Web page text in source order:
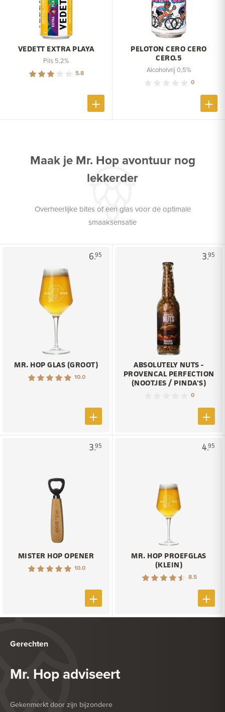
VEDETT EXTRA PLAYA
Pils 5,2%
5.8
PELOTON CERO CERO
CERO.5
Alcoholvrij 0,5%
0
Maak je Mr. Hop avontuur nog
lekkerder
Overheerlijke bites of een glas voor de optimale
smaaksensatie
6.95
MR. HOP GLAS (GROOT)
10.0
3.95
ABSOLUTELY NUTS -
PROVENCAL PERFECTION
(NOOTJES / PINDA'S)
0
3.95
MISTER HOP OPENER
10.0
4.95
MR. HOP PROEFGLAS
(KLEIN)
8.5
Gerechten
Mr. Hop adviseert
Gekenmerkt door zijn bijzondere